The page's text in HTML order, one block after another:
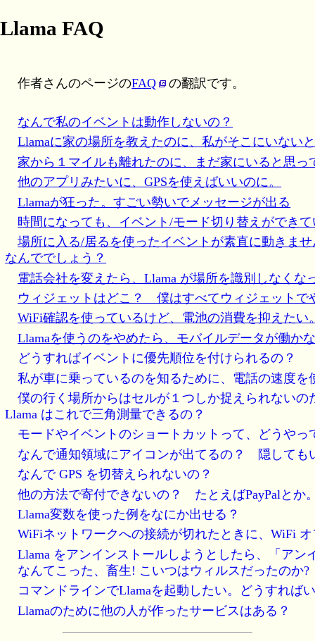
Llama FAQ
作者さんのページのFAQ の翻訳です。
なんで私のイベントは動作しないの？
Llamaに家の場所を教えたのに、私がそこにいない
家から１マイルも離れたのに、まだ家にいると思っ
他のアプリみたいに、GPSを使えばいいのに。
Llamaが狂った。すごい勢いでメッセージが出る
時間になっても、イベント/モード切り替えができ
場所に入る/居るを使ったイベントが素直に動きま
なんででしょう？
電話会社を変えたら、Llama が場所を識別しなくな
ウィジェットはどこ？ 僕はすべてウィジェットで
WiFi確認を使っているけど、電池の消費を抑えたい
Llamaを使うのをやめたら、モバイルデータが働か
どうすればイベントに優先順位を付けられるの？
私が車に乗っているのを知るために、電話の速度を
僕の行く場所からはセルが１つしか捉えられないの
Llama はこれで三角測量できるの？
モードやイベントのショートカットって、どうやっ
なんで通知領域にアイコンが出てるの？ 隠しても
なんで GPS を切替えられないの？
他の方法で寄付できないの？ たとえばPayPalとか
Llama変数を使った例をなにか出せる？
WiFiネットワークへの接続が切れたときに、WiFi
Llama をアンインストールしようとしたら、「ア
なんてこった、畜生! こいつはウィルスだったのか?
コマンドラインでLlamaを起動したい。どうすれば
Llamaのために他の人が作ったサービスはある？